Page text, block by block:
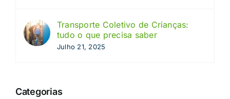
Transporte Coletivo de Crianças:
tudo o que precisa saber
Julho 21, 2025
Categorias